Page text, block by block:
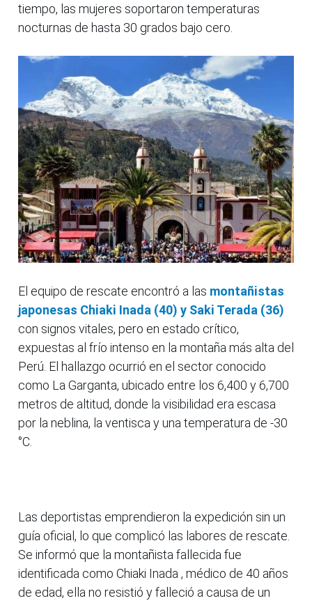
tiempo, las mujeres soportaron temperaturas
nocturnas de hasta 30 grados bajo cero.
El equipo de rescate encontró a las montañistas
japonesas Chiaki Inada (40) y Saki Terada (36)
con signos vitales, pero en estado crítico,
expuestas al frío intenso en la montaña más alta del
Perú. El hallazgo ocurrió en el sector conocido
como La Garganta, ubicado entre los 6,400 y 6,700
metros de altitud, donde la visibilidad era escasa
por la neblina, la ventisca y una temperatura de -30
°C.
Las deportistas emprendieron la expedición sin un
guía oficial, lo que complicó las labores de rescate.
Se informó que la montañista fallecida fue
identificada como Chiaki Inada , médico de 40 años
de edad, ella no resistió y falleció a causa de un